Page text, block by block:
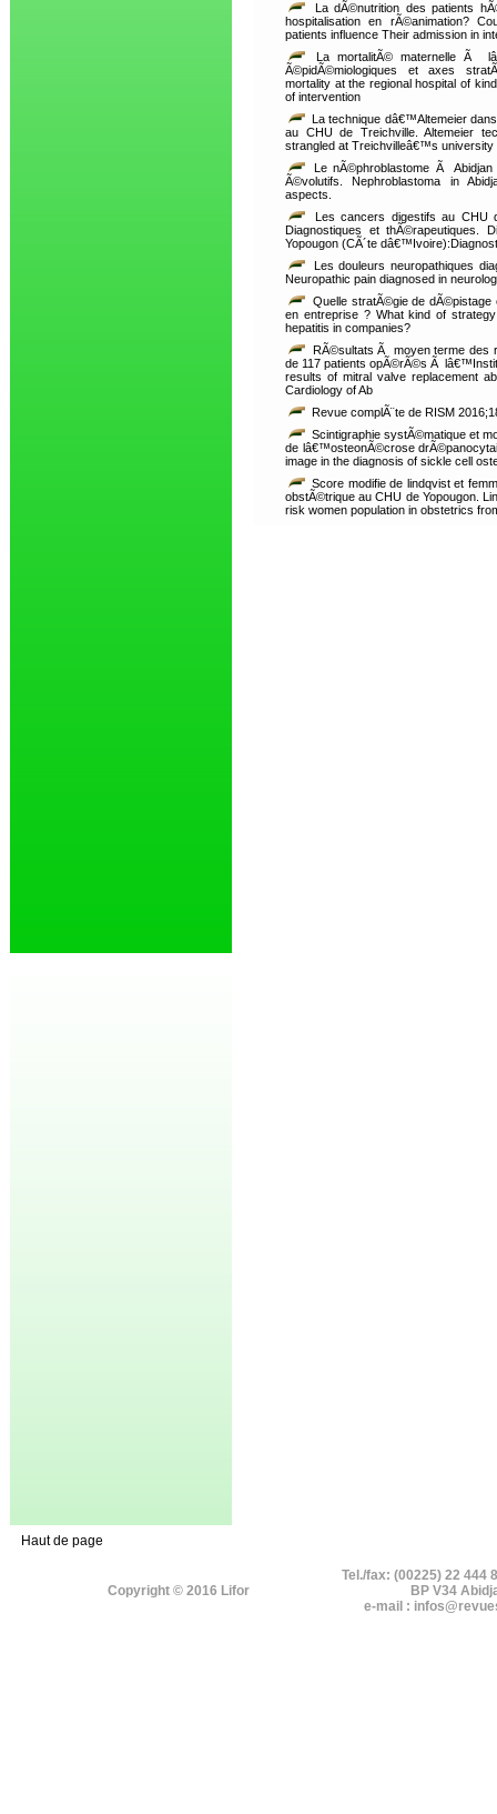
La dÃ©nutrition des patients
hospitalisation en rÃ©animation?
patients influence Their admission in
La mortalitÃ© maternelle Ã
Ã©pidÃ©miologiques et axes
mortality at the regional hospital of
of intervention
La technique dâ€™Altemeier
au CHU de Treichville. Altemeier
strangled at Treichvilleâ€™s university
Le nÃ©phroblastome Ã
Ã©volutifs. Nephroblastoma in
aspects.
Les cancers digestifs au CHU
Diagnostiques et thÃ©rapeutiques.
Yopougon (CÃ´te
Les douleurs neuropathiques
Neuropathic pain diagnosed in
Quelle stratÃ©gie de
en entreprise ? What kind of
hepatitis in companies?
RÃ©sultats Ã moyen terme des
de 117 patients opÃ©rÃ©s Ã
results of mitral valve replacement
Cardiology of Ab
Revue complÃ¨te de RISM
Scintigraphie systÃ©matique et
de lâ€™osteonÃ©crose
image in the diagnosis of sickle cell
Score modifie de lindqvist et
obstÃ©trique au CHU de Yopougon.
risk women population in obstetrics
Haut de page
Copyright © 2016 Lifor
Tel./fax: (00225) 22 444
BP V34
e-mail :